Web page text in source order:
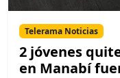
Telerama Noticias
2 jóvenes
en Manabí